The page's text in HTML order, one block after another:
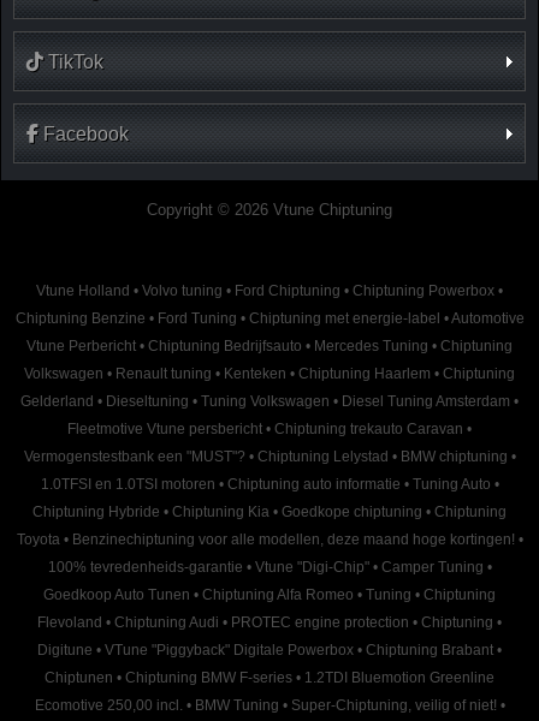
TikTok
Facebook
Copyright © 2026 Vtune Chiptuning
Vtune Holland • Volvo tuning • Ford Chiptuning • Chiptuning Powerbox •
Chiptuning Benzine • Ford Tuning • Chiptuning met energie-label •Automotive
Vtune Perbericht • Chiptuning Bedrijfsauto • Mercedes Tuning • Chiptuning
Volkswagen • Renault tuning • Kenteken • Chiptuning Haarlem • Chiptuning
Gelderland • Dieseltuning • Tuning Volkswagen • Diesel Tuning Amsterdam •
Fleetmotive Vtune persbericht • Chiptuning trekauto Caravan •
Vermogenstestbank een "MUST"? • Chiptuning Lelystad • BMW chiptuning •
1.0TFSI en 1.0TSI motoren • Chiptuning auto informatie • Tuning Auto •
Chiptuning Hybride • Chiptuning Kia • Goedkope chiptuning • Chiptuning
Toyota • Benzinechiptuning voor alle modellen, deze maand hoge kortingen! •
100% tevredenheids-garantie • Vtune "Digi-Chip" • Camper Tuning •
Goedkoop Auto Tunen • Chiptuning Alfa Romeo • Tuning • Chiptuning
Flevoland • Chiptuning Audi • PROTEC engine protection • Chiptuning •
Digitune • VTune "Piggyback" Digitale Powerbox • Chiptuning Brabant •
Chiptunen • Chiptuning BMW F-series • 1.2TDI Bluemotion Greenline
Ecomotive 250,00 incl. • BMW Tuning • Super-Chiptuning, veilig of niet! •